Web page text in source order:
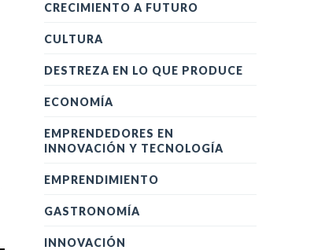
CRECIMIENTO A FUTURO
CULTURA
DESTREZA EN LO QUE PRODUCE
ECONOMÍA
EMPRENDEDORES EN
INNOVACIÓN Y TECNOLOGÍA
EMPRENDIMIENTO
GASTRONOMÍA
INNOVACIÓN